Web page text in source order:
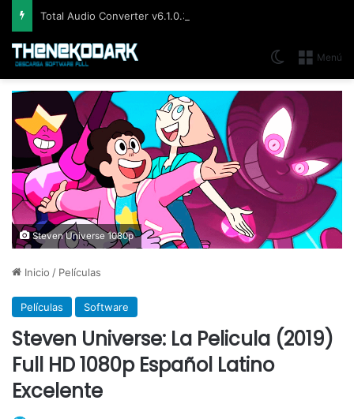
Menú
Switch skin
Steven Universe 1080p
Inicio / Películas
Películas Software
Steven Universe: La Pelicula (2019)
Full HD 1080p Español Latino
Excelente